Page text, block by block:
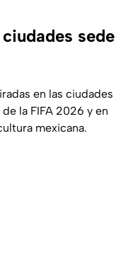
sede
en las ciudades
la FIFA 2026 y en
mexicana.